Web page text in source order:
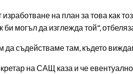
на план за това как
би могъл да изглежда той",
съдействаме там, където
на САЩ каза и че